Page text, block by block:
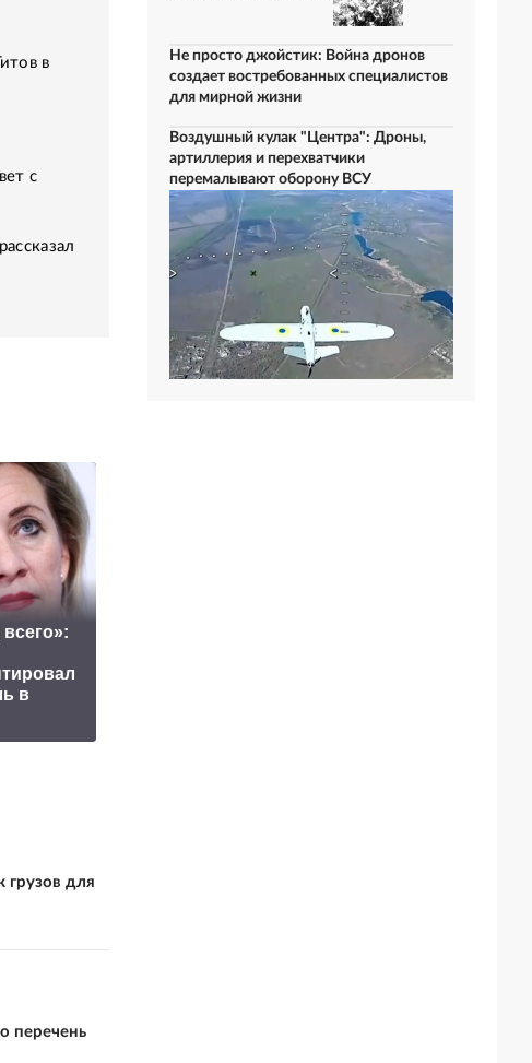
в
с
в
грузов для
перечень
Не просто джойстик: Война дронов
создает востребованных специалистов
для мирной жизни
Воздушный кулак "Центра": Дроны,
артиллерия и перехватчики
перемалывают оборону ВСУ